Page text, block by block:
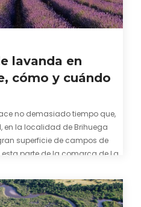
lavanda en
cómo y cuándo
no demasiado tiempo que,
en la localidad de Brihuega
superficie de campos de
parte de la comarca de La